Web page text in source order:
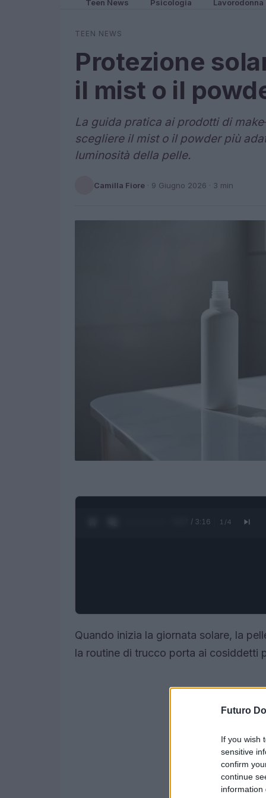
Futuro
If you wish
sensitive
confirm
continue
information
Teen News Psicologia Lavorodonna
TEEN NEWS
Protezione
il mist o il
La guida pratica ai prodotti di
scegliere il mist o il powder più
luminosità della pelle.
Camilla Fiore · 9 Giugno 2026 · 3 min
0:28 / 3:16 1 /4
Quando inizia la giornata solare, la
la routine di trucco porta ai cosiddetti